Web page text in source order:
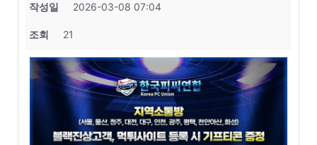
작성일 2026-03-08 07:04
조회 21